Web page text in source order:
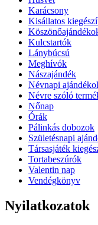
Karácsony
Kisállatos
Kulcstartók
Lánybúcsú
Meghívók
Nászajándék
Névnapi
Névre szóló
Nőnap
Órák
Pálinkás dobozok
Születésnapi
Társasjáték
Tortabeszúrók
Valentin nap
Vendégkönyv
Nyilatkozatok